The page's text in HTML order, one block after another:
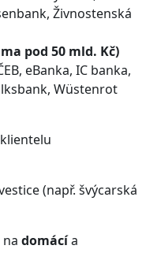
Živnostenská
pod 50 mld. Kč)
eBanka, IC banka,
Wüstenrot
(např. švýcarská
domácía